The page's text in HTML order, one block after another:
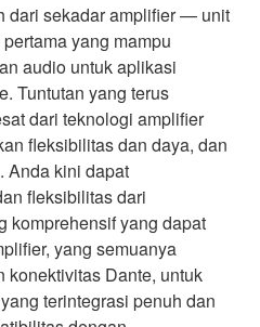
dari sekadar amplifier — unit
yang mampu
audio untuk aplikasi
Tuntutan yang terus
dari teknologi amplifier
fleksibilitas dan daya, dan
Anda kini dapat
fleksibilitas dari
komprehensif yang dapat
yang semuanya
konektivitas Dante, untuk
terintegrasi penuh dan